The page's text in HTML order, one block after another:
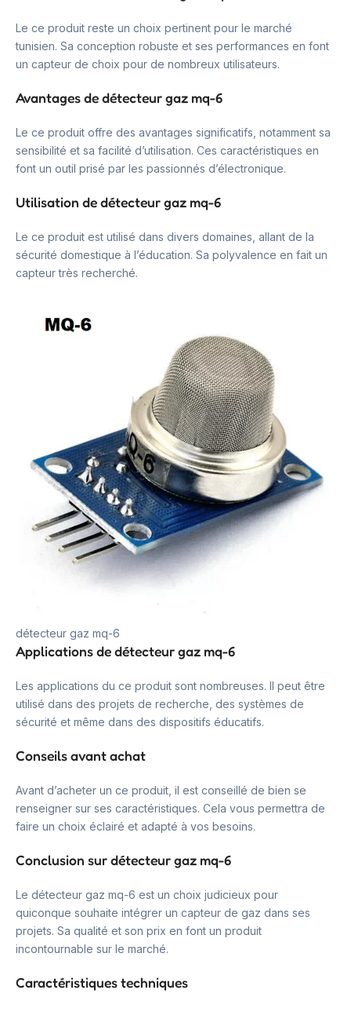
Le ce produit reste un choix pertinent pour le marché
tunisien. Sa conception robuste et ses performances en font
un capteur de choix pour de nombreux utilisateurs.
Avantages de détecteur gaz mq-6
Le ce produit offre des avantages significatifs, notamment sa
sensibilité et sa facilité d’utilisation. Ces caractéristiques en
font un outil prisé par les passionnés d’électronique.
Utilisation de détecteur gaz mq-6
Le ce produit est utilisé dans divers domaines, allant de la
sécurité domestique à l’éducation. Sa polyvalence en fait un
capteur très recherché.
détecteur gaz mq-6
Applications de détecteur gaz mq-6
Les applications du ce produit sont nombreuses. Il peut être
utilisé dans des projets de recherche, des systèmes de
sécurité et même dans des dispositifs éducatifs.
Conseils avant achat
Avant d’acheter un ce produit, il est conseillé de bien se
renseigner sur ses caractéristiques. Cela vous permettra de
faire un choix éclairé et adapté à vos besoins.
Conclusion sur détecteur gaz mq-6
Le détecteur gaz mq-6 est un choix judicieux pour
quiconque souhaite intégrer un capteur de gaz dans ses
projets. Sa qualité et son prix en font un produit
incontournable sur le marché.
Caractéristiques techniques